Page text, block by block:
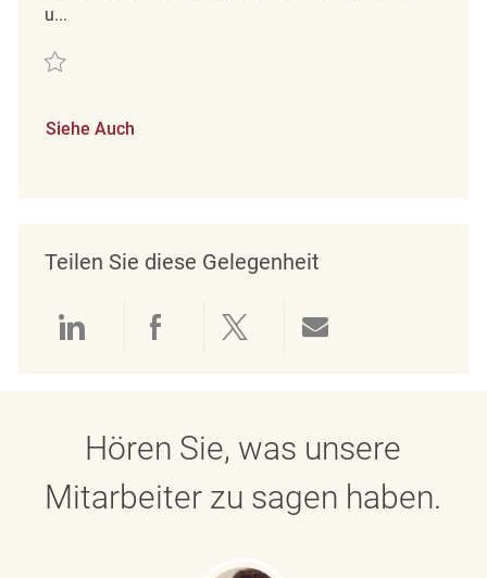
u...
Retten Mitarbeiter im Verkauf (m/w/d) REQ139540
Siehe Auch
Teilen Sie diese Gelegenheit
Über LinkedIn teilen
Über Facebook teilen
Über Twitter teilen
Hören Sie, was unsere
Mitarbeiter zu sagen haben.